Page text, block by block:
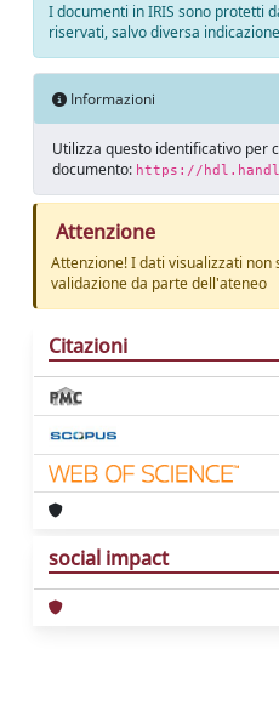
I documenti in IRIS sono protetti
riservati, salvo diversa
Informazioni
Utilizza questo identificativo per
documento: https://
Attenzione
Attenzione! I dati visualizzati non
validazione da parte dell'ateneo
Citazioni
social impact